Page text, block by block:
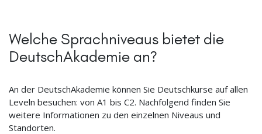
Welche Sprachniveaus bietet die
DeutschAkademie an?
An der DeutschAkademie können Sie Deutschkurse auf allen
Leveln besuchen: von A1 bis C2. Nachfolgend finden Sie
weitere Informationen zu den einzelnen Niveaus und
Standorten.